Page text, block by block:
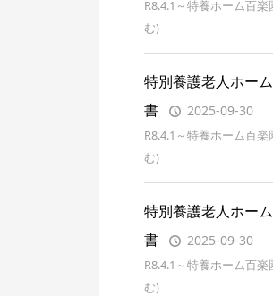
R8.4.1～特養ホーム百
む)
特別養護老人ホー
書
2025-09-30
R8.4.1～特養ホーム百
む)
特別養護老人ホー
書
2025-09-30
R8.4.1～特養ホーム百
む)